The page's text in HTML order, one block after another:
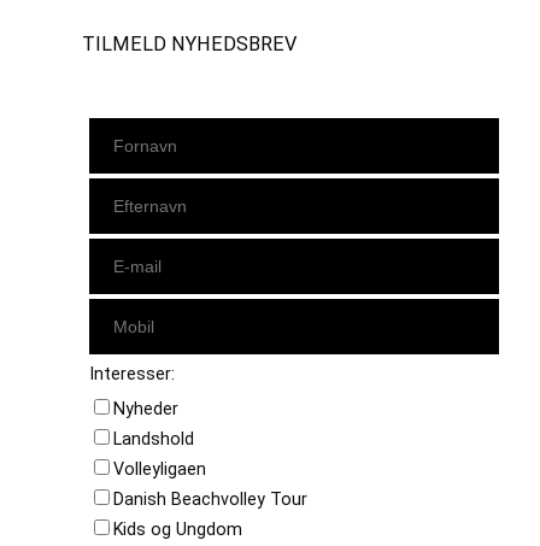
TILMELD NYHEDSBREV
Interesser:
Nyheder
Landshold
Volleyligaen
Danish Beachvolley Tour
Kids og Ungdom